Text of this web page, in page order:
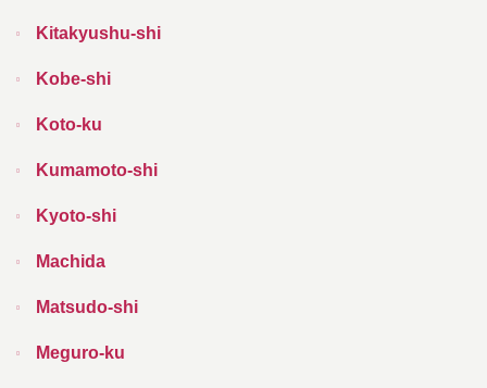
Kitakyushu-shi
Kobe-shi
Koto-ku
Kumamoto-shi
Kyoto-shi
Machida
Matsudo-shi
Meguro-ku